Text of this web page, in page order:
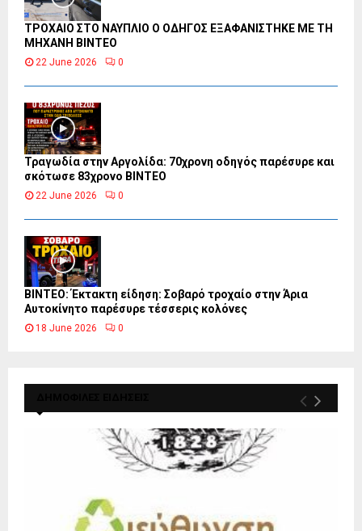
ΤΡΟΧΑΙΟ ΣΤΟ ΝΑΥΠΛΙΟ Ο ΟΔΗΓΟΣ ΕΞΑΦΑΝΙΣΤΗΚΕ ΜΕ ΤΗ
ΜΗΧΑΝΗ ΒΙΝΤΕΟ
22 June 2026 0
Τραγωδία στην Αργολίδα: 70χρονη οδηγός παρέσυρε και
σκότωσε 83χρονο ΒΙΝΤΕΟ
22 June 2026 0
ΒΙΝΤΕΟ: Έκτακτη είδηση: Σοβαρό τροχαίο στην Άρια
Αυτοκίνητο παρέσυρε τέσσερις κολόνες
18 June 2026 0